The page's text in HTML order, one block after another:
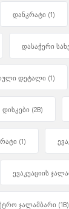
დანკრატი (1)
დასაჭერი
დეტალი (1)
დისკები (28)
(1)
ევაკუაციის
ჯალამბარი (18)